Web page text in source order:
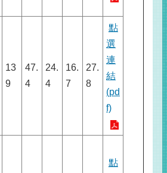
13
9
47.
4
24.
4
16.
7
27.
8
點
選
連
結
(pd
f)
點